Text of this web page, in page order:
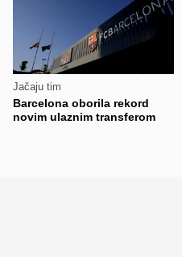
Jačaju tim
Barcelona oborila rekord
novim ulaznim transferom